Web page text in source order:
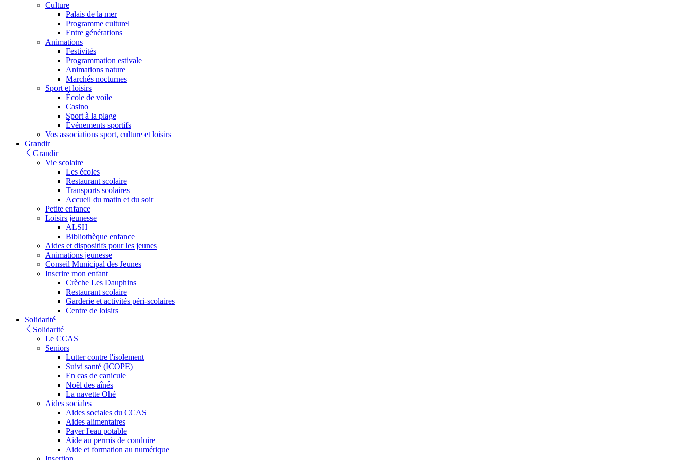
Culture
Palais de la mer
Programme culturel
Entre générations
Animations
Festivités
Programmation estivale
Animations nature
Marchés nocturnes
Sport et loisirs
École de voile
Casino
Sport à la plage
Événements sportifs
Vos associations sport, culture et loisirs
Grandir
Grandir
Vie scolaire
Les écoles
Restaurant scolaire
Transports scolaires
Accueil du matin et du soir
Petite enfance
Loisirs jeunesse
ALSH
Bibliothèque enfance
Aides et dispositifs pour les jeunes
Animations jeunesse
Conseil Municipal des Jeunes
Inscrire mon enfant
Crèche Les Dauphins
Restaurant scolaire
Garderie et activités péri-scolaires
Centre de loisirs
Solidarité
Solidarité
Le CCAS
Seniors
Lutter contre l'isolement
Suivi santé (ICOPE)
En cas de canicule
Noël des aînés
La navette Ohé
Aides sociales
Aides sociales du CCAS
Aides alimentaires
Payer l'eau potable
Aide au permis de conduire
Aide et formation au numérique